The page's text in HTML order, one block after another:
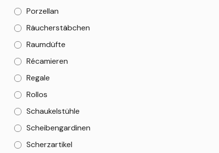
Porzellan
Räucherstäbchen
Raumdüfte
Récamieren
Regale
Rollos
Schaukelstühle
Scheibengardinen
Scherzartikel